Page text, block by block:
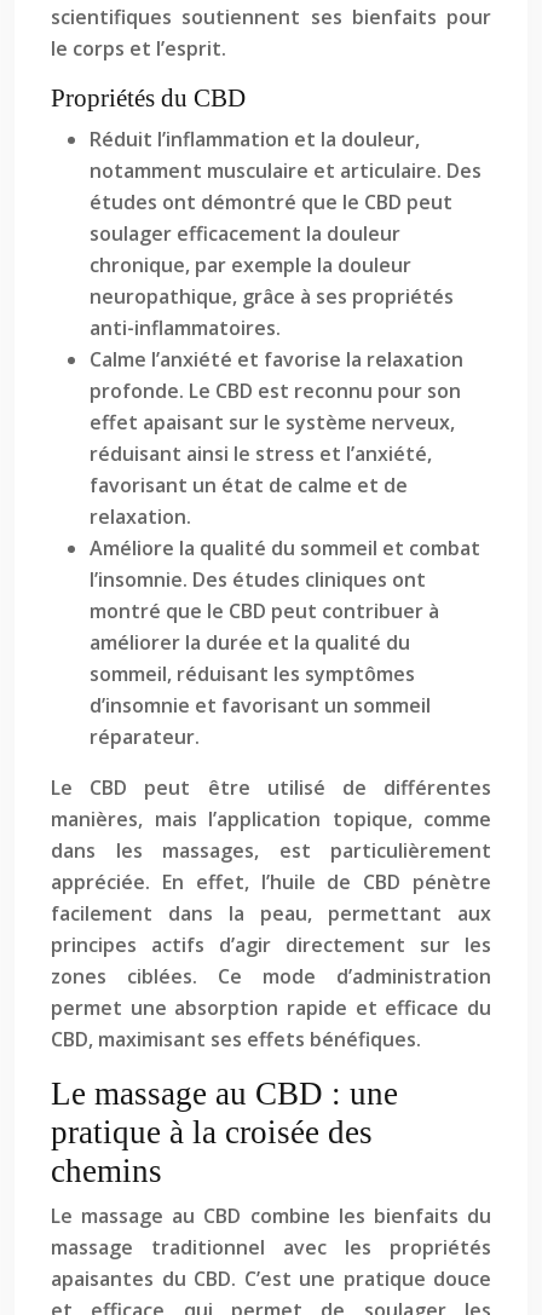
scientifiques soutiennent ses bienfaits pour
le corps et l’esprit.
Propriétés du CBD
Réduit l’inflammation et la douleur,
notamment musculaire et articulaire. Des
études ont démontré que le CBD peut
soulager efficacement la douleur
chronique, par exemple la douleur
neuropathique, grâce à ses propriétés
anti-inflammatoires.
Calme l’anxiété et favorise la relaxation
profonde. Le CBD est reconnu pour son
effet apaisant sur le système nerveux,
réduisant ainsi le stress et l’anxiété,
favorisant un état de calme et de
relaxation.
Améliore la qualité du sommeil et combat
l’insomnie. Des études cliniques ont
montré que le CBD peut contribuer à
améliorer la durée et la qualité du
sommeil, réduisant les symptômes
d’insomnie et favorisant un sommeil
réparateur.
Le CBD peut être utilisé de différentes
manières, mais l’application topique, comme
dans les massages, est particulièrement
appréciée. En effet, l’huile de CBD pénètre
facilement dans la peau, permettant aux
principes actifs d’agir directement sur les
zones ciblées. Ce mode d’administration
permet une absorption rapide et efficace du
CBD, maximisant ses effets bénéfiques.
Le massage au CBD : une
pratique à la croisée des
chemins
Le massage au CBD combine les bienfaits du
massage traditionnel avec les propriétés
apaisantes du CBD. C’est une pratique douce